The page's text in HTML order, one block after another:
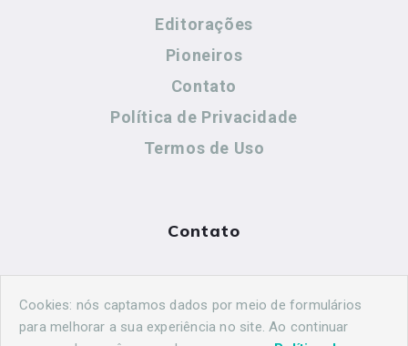
Editorações
Pioneiros
Contato
Política de Privacidade
Termos de Uso
Contato
maringahistorica@gmail.com
Cookies: nós captamos dados por meio de formulários
para melhorar a sua experiência no site. Ao continuar